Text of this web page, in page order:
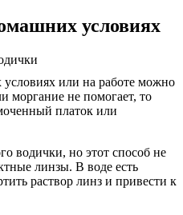
условиях
условиях или на работе можно
не помогает, то
платок или
водички, но этот способ не
линзы. В воде есть
раствор линз и привести к